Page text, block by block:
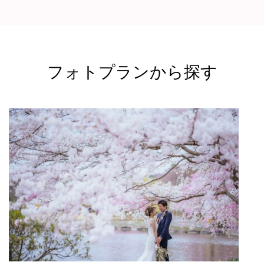
フォトプランから探す